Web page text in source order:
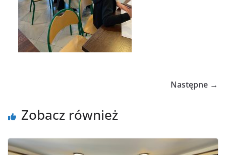
Następne →
Zobacz również